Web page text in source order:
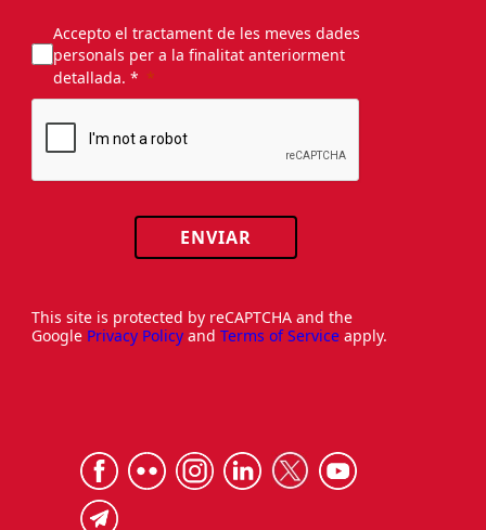
Accepto el tractament de les meves dades
personals per a la finalitat anteriorment
detallada. *
ENVIAR
This site is protected by reCAPTCHA and the
Google Privacy Policy and Terms of Service apply.